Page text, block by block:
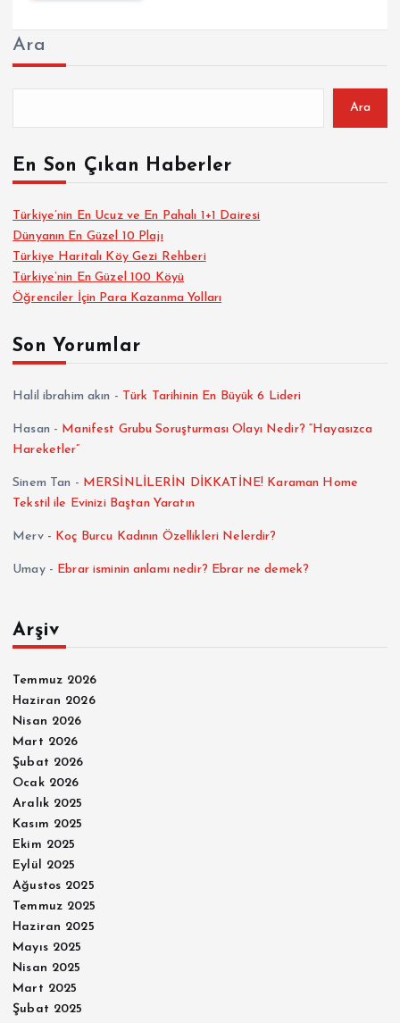
Ara
Ara
En Son Çıkan Haberler
Türkiye’nin En Ucuz ve En Pahalı 1+1 Dairesi
Dünyanın En Güzel 10 Plajı
Türkiye Haritalı Köy Gezi Rehberi
Türkiye’nin En Güzel 100 Köyü
Öğrenciler İçin Para Kazanma Yolları
Son Yorumlar
Halil ibrahim akın - Türk Tarihinin En Büyük 6 Lideri
Hasan - Manifest Grubu Soruşturması Olayı Nedir? “Hayasızca
Hareketler”
Sinem Tan - MERSİNLİLERİN DİKKATİNE! Karaman Home
Tekstil ile Evinizi Baştan Yaratın
Merv- Koç Burcu Kadının Özellikleri Nelerdir?
Umay- Ebrar isminin anlamı nedir? Ebrar ne demek?
Arşiv
Temmuz 2026
Haziran 2026
Nisan 2026
Mart 2026
Şubat 2026
Ocak 2026
Aralık 2025
Kasım 2025
Ekim 2025
Eylül 2025
Ağustos 2025
Temmuz 2025
Haziran 2025
Mayıs 2025
Nisan 2025
Mart 2025
Şubat 2025